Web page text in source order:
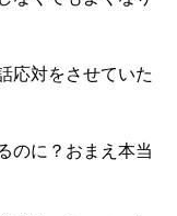
応対をさせていた
のに？おまえ本当